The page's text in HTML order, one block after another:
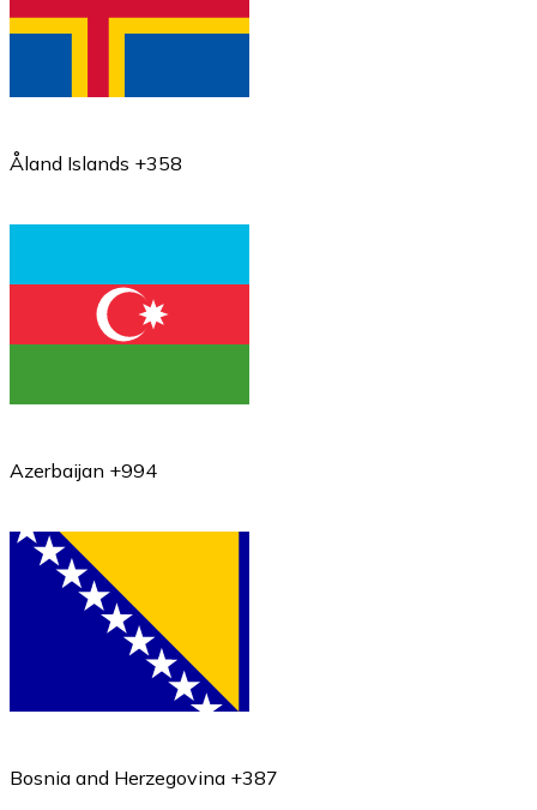
Åland Islands +358
Azerbaijan +994
Bosnia and Herzegovina +387